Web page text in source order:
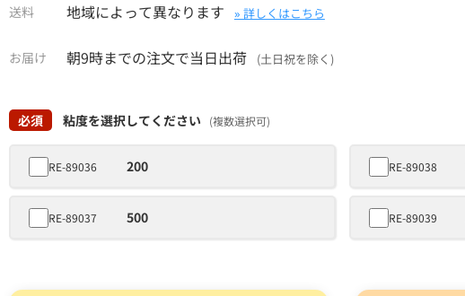
送料 地域によって異なります » 詳しくはこちら
お届け 朝9時までの注文で当日出荷 (土日祝を除く)
必須 粘度を選択してください (複数選択可)
RE-89036 200
RE-89037 500
RE-89038
RE-89039